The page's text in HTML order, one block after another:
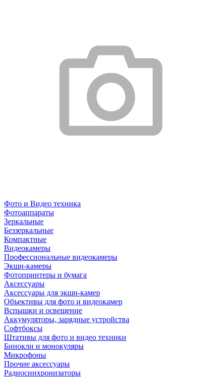
Фото и Видео техника
Фотоаппараты
Зеркальные
Беззеркальные
Компактные
Видеокамеры
Профессиональные видеокамеры
Экшн-камеры
Фотопринтеры и бумага
Аксессуары
Аксессуары для экшн-камер
Объективы для фото и видеокамер
Вспышки и освещение
Аккумуляторы, зарядные устройства
Софтбоксы
Штативы для фото и видео техники
Бинокли и монокуляры
Микрофоны
Прочие аксессуары
Радиосинхронизаторы